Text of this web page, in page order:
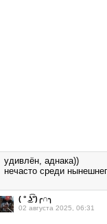
удивлён, аднака))
нечасто среди
( ° ͜ʖ͡°)╭∩╮
02 августа 2025, 06:31